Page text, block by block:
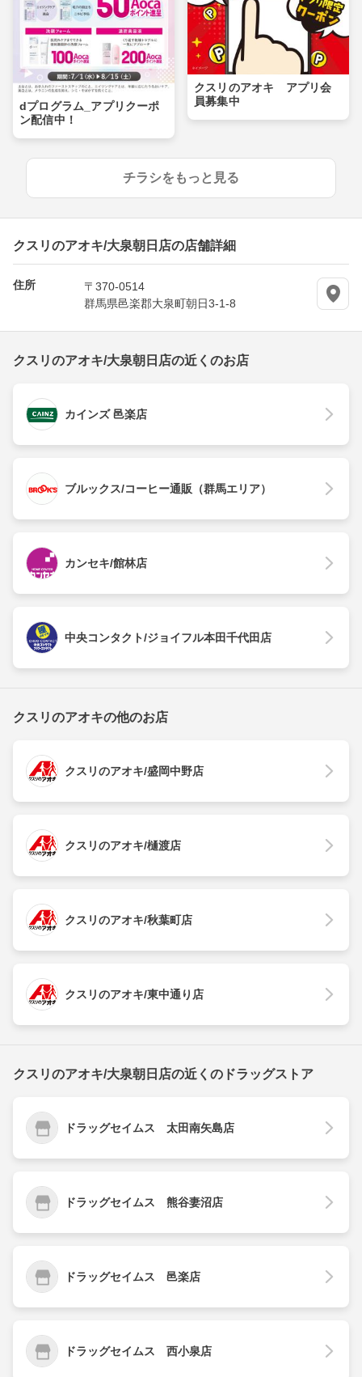
dプログラム_アプリクーポ
ン配信中！
クスリのアオキ アプリ会
員募集中
チラシをもっと見る
クスリのアオキ/大泉朝日店の店舗詳細
住所
〒370-0514
群馬県邑楽郡大泉町朝日3-1-8
クスリのアオキ/大泉朝日店の近くのお店
カインズ 邑楽店
ブルックス/コーヒー通販（群馬エリア）
カンセキ/館林店
中央コンタクト/ジョイフル本田千代田店
クスリのアオキの他のお店
クスリのアオキ/盛岡中野店
クスリのアオキ/樋渡店
クスリのアオキ/秋葉町店
クスリのアオキ/東中通り店
クスリのアオキ/大泉朝日店の近くのドラッグストア
ドラッグセイムス 太田南矢島店
ドラッグセイムス 熊谷妻沼店
ドラッグセイムス 邑楽店
ドラッグセイムス 西小泉店